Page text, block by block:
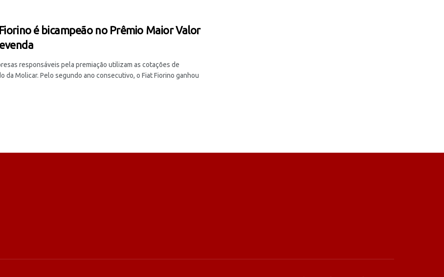
é bicampeão no Prêmio Maior Valor
responsáveis pela premiação utilizam as cotações de
da Molicar. Pelo segundo ano consecutivo, o Fiat Fiorino ganhou